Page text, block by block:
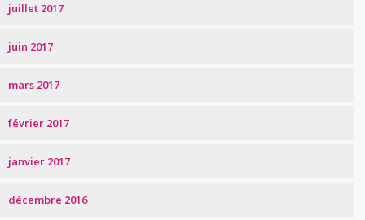
juillet 2017
juin 2017
mars 2017
février 2017
janvier 2017
décembre 2016